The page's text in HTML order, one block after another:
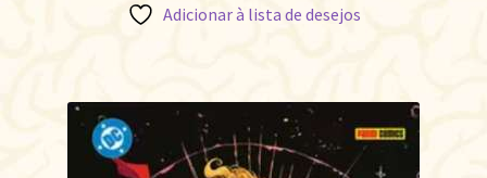
Adicionar à lista de desejos